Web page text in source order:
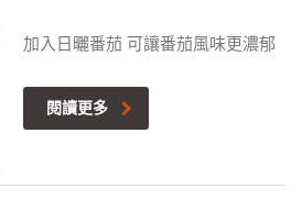
加入日曬番茄 可讓番茄風味更濃郁
閱讀更多